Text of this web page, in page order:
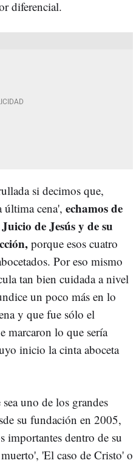
diferencial.
si decimos que,
última cena', echamos de
de Jesús y de su
porque esos cuatro
Por eso mismo
tan bien cuidada a nivel
un poco más en lo
y que fue sólo el
marcaron lo que sería
inicio la cinta aboceta
uno de los grandes
su fundación en 2005,
importantes dentro de su
'El caso de Cristo' o